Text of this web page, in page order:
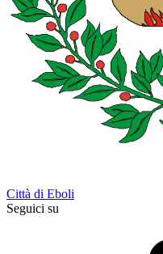
Città di Eboli
Seguici su